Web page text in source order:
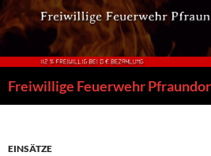
Zum
Inhalt
springen
Freiwillige Feuerwehr
EINSÄTZE